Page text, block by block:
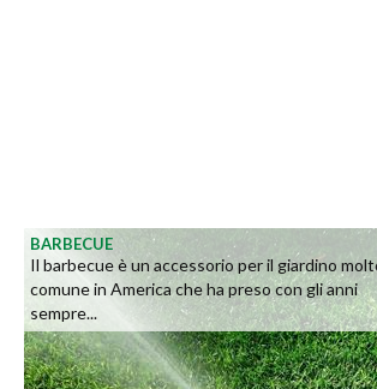
BARBECUE
Il barbecue è un accessorio per il giardino
comune in America che ha preso con gli anni
sempre...